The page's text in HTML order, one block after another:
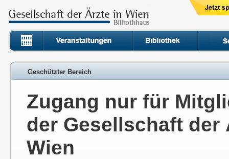
Geschützter Bereich
Zugang nur für
der Gesellschaft der
Wien